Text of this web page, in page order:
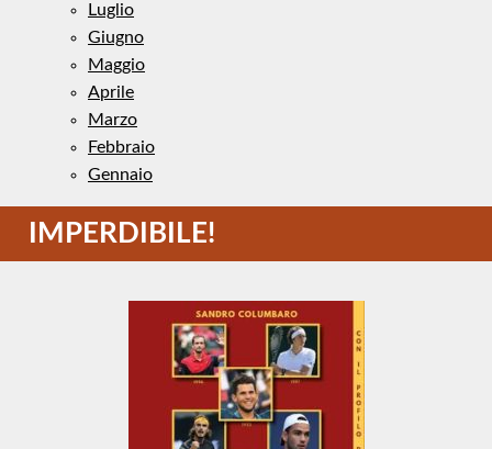
Luglio
Giugno
Maggio
Aprile
Marzo
Febbraio
Gennaio
IMPERDIBILE!